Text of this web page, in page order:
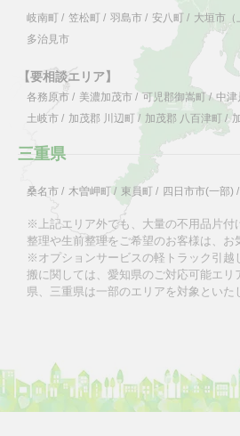
岐南町 / 笠松町 / 羽島市 / 安八町 / 大垣市（
多治見市
【要相談エリア】
各務原市 / 美濃加茂市 / 可児郡御嵩町/ 中津
土岐市 / 加茂郡 川辺町 / 加茂郡 八百津町 /
三重県
桑名市 / 木曽岬町 / 東員町 / 四日市市(一部) /
※上記エリア外でも、大量の不用品片付
整理や生前整理をご希望のお客様は、お
※オプションサービスの軽トラック引越
搬に関しては、愛知県のご対応可能エリ
県、三重県は一部のエリアを対象といた